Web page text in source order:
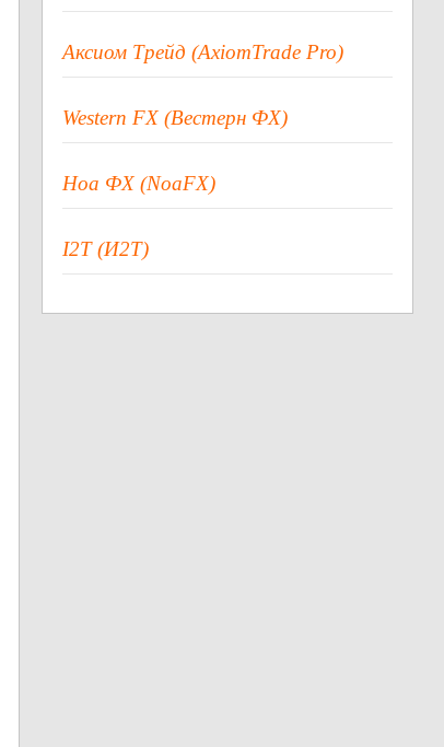
Аксиом Трейд (AxiomTrade Pro)
Western FX (Вестерн ФХ)
Ноа ФХ (NoaFX)
I2T (И2Т)